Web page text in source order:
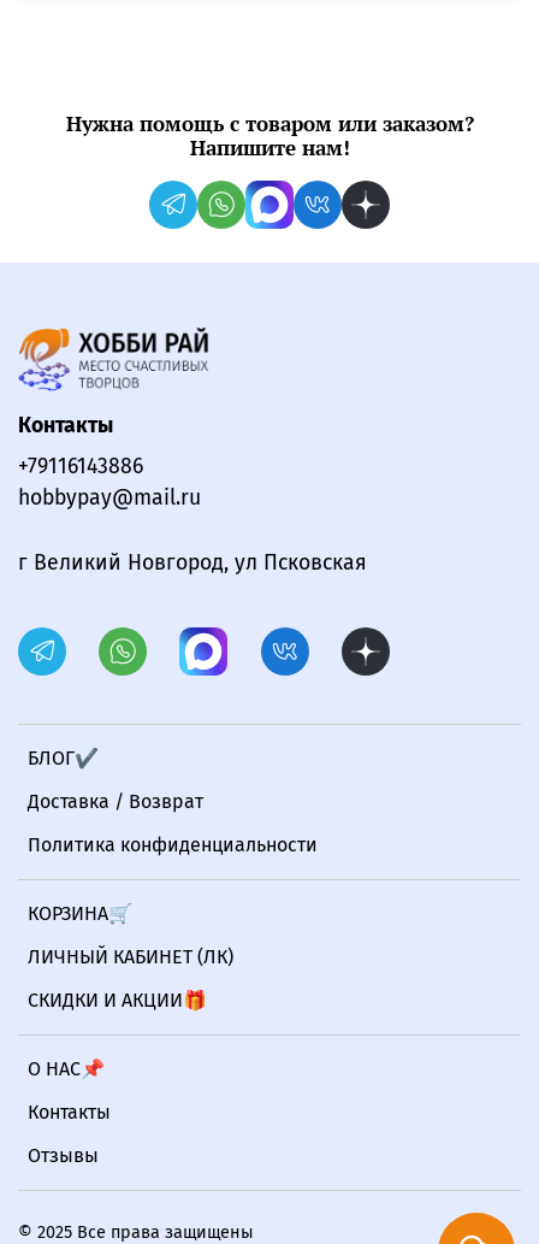
Нужна помощь с товаром или заказом?
Напишите нам!
БЛОГ✔
Доставка / Возврат
Политика конфиденциальности
КОРЗИНА🛒
ЛИЧНЫЙ КАБИНЕТ (ЛК)
СКИДКИ И АКЦИИ🎁
О НАС📌
Контакты
Отзывы
Контакты
+79116143886
hobbypay@mail.ru
г Великий Новгород, ул Псковская
© 2025 Все права защищены